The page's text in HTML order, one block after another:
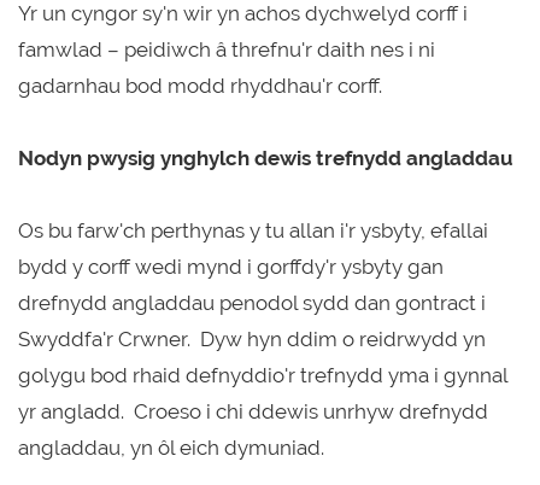
Yr un cyngor sy'n wir yn achos dychwelyd corff i
famwlad – peidiwch â threfnu'r daith nes i ni
gadarnhau bod modd rhyddhau'r corff.
Nodyn pwysig ynghylch dewis trefnydd angladdau
Os bu farw'ch perthynas y tu allan i'r ysbyty, efallai
bydd y corff wedi mynd i gorffdy'r ysbyty gan
drefnydd angladdau penodol sydd dan gontract i
Swyddfa'r Crwner. Dyw hyn ddim o reidrwydd yn
golygu bod rhaid defnyddio'r trefnydd yma i gynnal
yr angladd. Croeso i chi ddewis unrhyw drefnydd
angladdau, yn ôl eich dymuniad.